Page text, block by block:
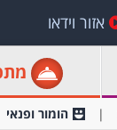
אזור וידאו
הומור ופנאי